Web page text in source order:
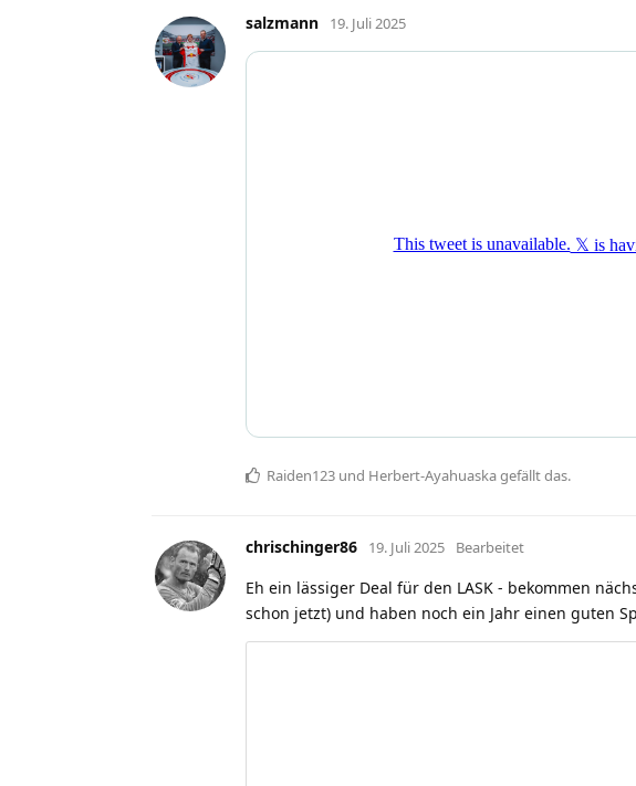
salzmann 19. Juli 2025
Raiden123 und Herbert-Ayahuaskagefällt das.
chrischinger86 19. Juli 2025 Bearbeitet
Eh ein lässiger Deal für den LASK - bekommen
schon jetzt) und haben noch ein Jahr einen guten